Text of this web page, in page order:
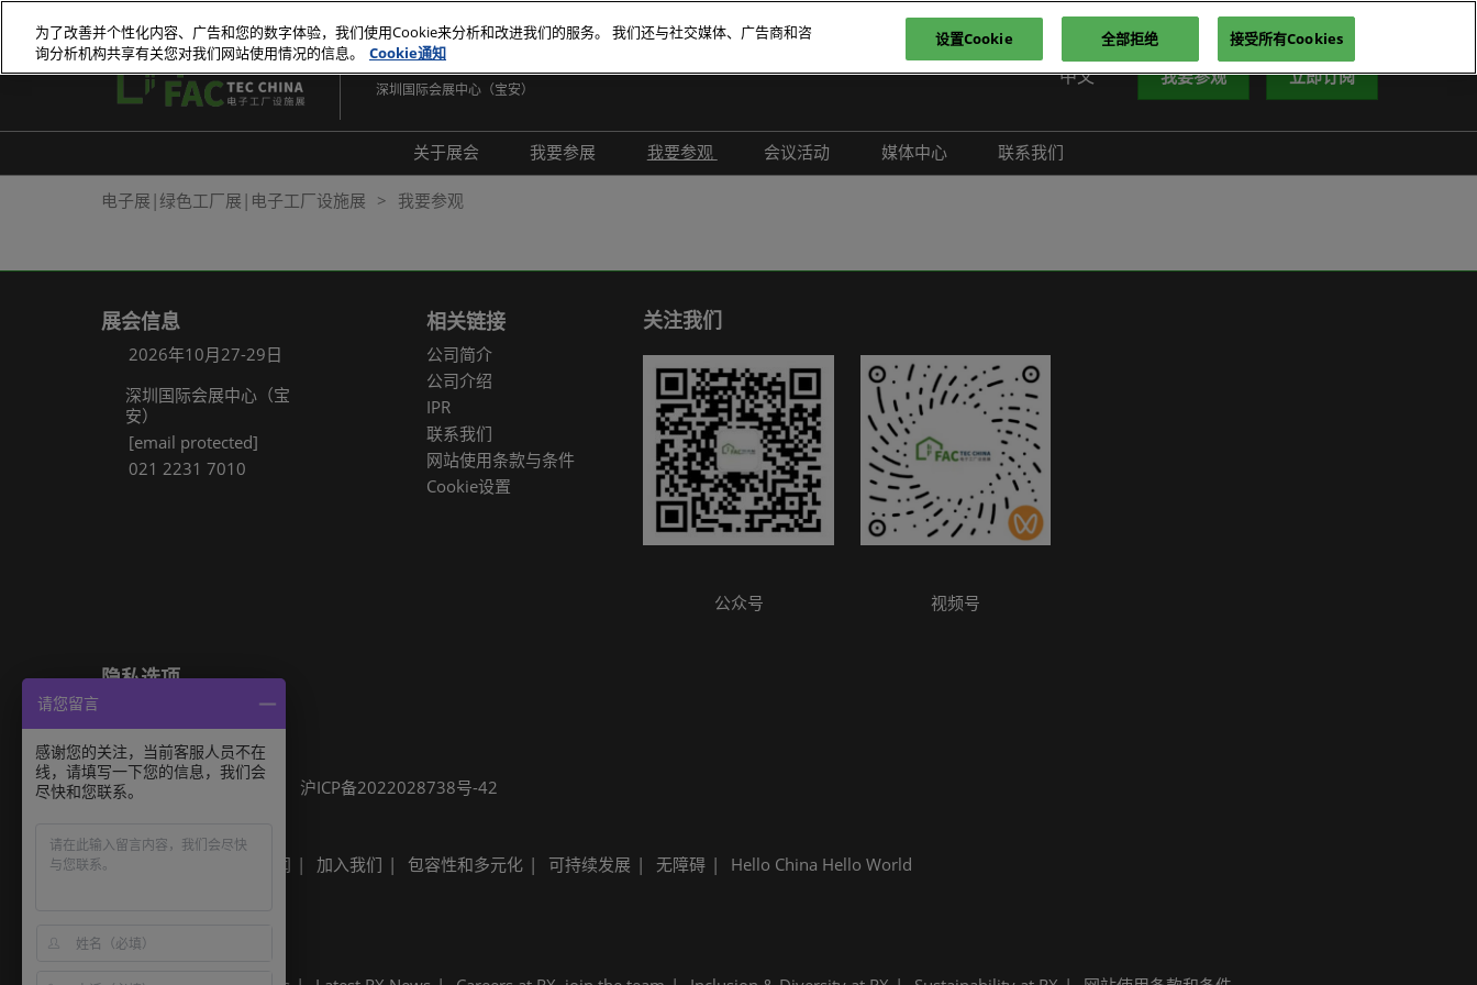
接
跳
容
2026年10月27-29日
深圳国际会展中心（宝安）
中文
English
Tiếng Việt
我要参观 立即订阅
关于展会
展会介绍
常见问题解答
我要参展
观众范围
我要参观
TAP特邀贵宾买家
组团参观
智慧会刊
展商名录
展品名录
参观指南
会议活动
评选赛事
媒体中心
行业新闻
联系我们
电子展|绿色工厂展|电子工厂设施展 我要参观
展会信息
2026年10月27-29日
深圳国际会展中心（宝
安）
[email protected]
021 2231 7010
相关链接
公司简介
公司介绍
IPR
联系我们
网站使用条款与条件
Cookie设置
关注我们
公众号 视频号
隐私选项
Cookie政策
展会信息
可持续发展 沪ICP备2022028738号-42
Built by RX
其他励展展会 励展新闻 加入我们 包容性和多元化 可持续发展 无障碍 Hello China Hello World
Built by RX
请您留言
感谢您的关注，当前客服人员不在
线，请填写一下您的信息，我们会
尽快和您联系。
为了改善并个性化内容、广告和您的数字体验，我们使用Cookie来分析和改进我们的服务。 我们还与社交媒体、广告商和咨
询分析机构共享有关您对我们网站使用情况的信息。
Cookie通知
设置Cookie 全部拒绝 接受所有Cookies